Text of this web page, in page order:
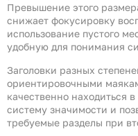
Превышение этого
снижает фокусировку
использование пустого
удобную для понимания
Заголовки разных
ориентировочными
качественно находиться
систему значимости и
требуемые разделы при